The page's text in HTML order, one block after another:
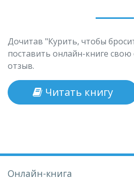
Дочитав "Курить, чтобы
поставить онлайн-книге
отзыв.
Читать книгу
Онлайн-книга